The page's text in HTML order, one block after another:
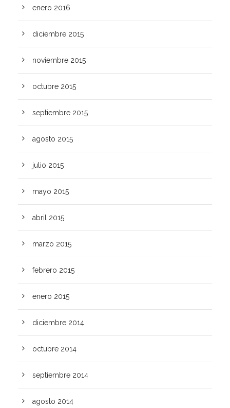
enero 2016
diciembre 2015
noviembre 2015
octubre 2015
septiembre 2015
agosto 2015
julio 2015
mayo 2015
abril 2015
marzo 2015
febrero 2015
enero 2015
diciembre 2014
octubre 2014
septiembre 2014
agosto 2014